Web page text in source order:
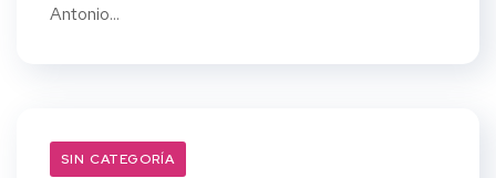
Antonio...
SIN CATEGORÍA